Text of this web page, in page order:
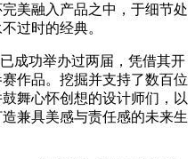
美融入产品之中，于细节处
过时的经典。
成功举办过两届，凭借其开
作品。挖掘并支持了数百位
舞心怀创想的设计师们，以
兼具美感与责任感的未来生